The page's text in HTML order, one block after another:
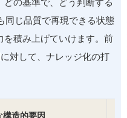
じ品質で再現できる状態
を積み上げていけます。前
に対して、ナレッジ化の打
構造的要因